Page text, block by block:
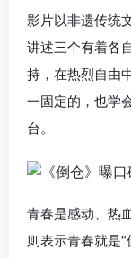
影片以非遗传统
讲述三个有着各
持，在热烈自由
一固定的，也学
台。
青春是感动、热
则表示青春就是